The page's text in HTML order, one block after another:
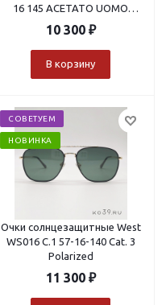
16 145 ACETATO UOMO
VISTA+CLIP ON
10 300₽
В корзину
СОВЕТУЕМ
НОВИНКА
Очки солнцезащитные West
WS016 C.1 57-16-140 Cat. 3
Polarized
11 300₽